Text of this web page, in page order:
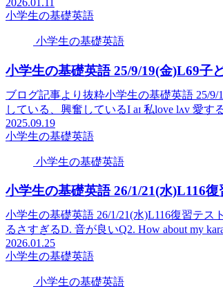
小学生の基礎英語
小学生の基礎英語
小学生の基礎英語 25/9/19(金)L69子
ブログ記事より抜粋小学生の基礎英語 25/9/
している、興奮しているI aɪ 私love lʌv 愛す
2025.09.19
小学生の基礎英語
小学生の基礎英語
小学生の基礎英語 26/1/21(水)L116復
小学生の基礎英語 26/1/21(水)L116復習テス
るさすぎるD. 音が良いQ2. How about my
2026.01.25
小学生の基礎英語
小学生の基礎英語